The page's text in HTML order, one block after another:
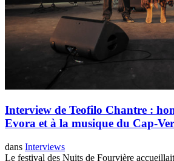
Interview de Teofilo Chantre :
Evora et à la musique du Cap-
dans Interviews
Le festival des Nuits de Fourvière